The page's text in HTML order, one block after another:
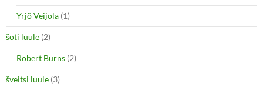
Yrjö Veijola (1)
šoti luule (2)
Robert Burns (2)
šveitsi luule (3)